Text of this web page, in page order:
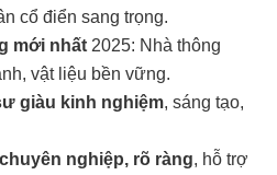
cổ điển sang trọng.
mới nhất 2025: Nhà thông
vật liệu bền vững.
giàu kinh nghiệm, sáng tạo,
nghiệp, rõ ràng, hỗ trợ